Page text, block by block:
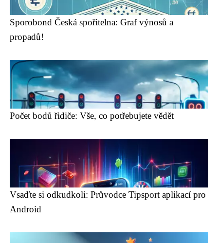
Sporobond Česká spořitelna: Graf výnosů a
propadů!
Počet bodů řidiče: Vše, co potřebujete vědět
Vsaďte si odkudkoli: Průvodce Tipsport aplikací pro
Android